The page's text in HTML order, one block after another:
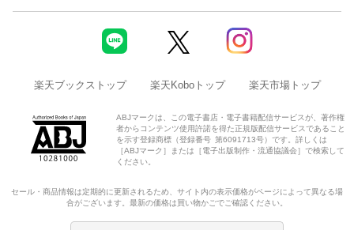
楽天ブックストップ 楽天Koboトップ 楽天市場トップ
ABJマークは、この電子書店・電子書籍配信サービスが、著作権
者からコンテンツ使用許諾を得た正規版配信サービスであること
を示す登録商標（登録番号 第6091713号）です。詳しくは
［ABJマーク］または［電子出版制作・流通協議会］で検索して
ください。
セール・商品情報は定期的に更新されるため、サイト内の表示価格がページによって異なる場
合がございます。最新の価格は買い物かごでご確認ください。